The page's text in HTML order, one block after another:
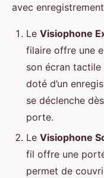
avec
Le Visiophone
filaire offre une
son écran
doté d’un
se déclenche
porte.
Le Visiophone
fil offre une
permet de